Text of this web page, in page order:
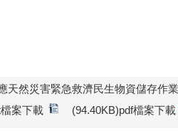
天然災害緊急救濟民生物資儲存作
案下載
(94.40KB)pdf檔案下載